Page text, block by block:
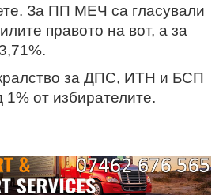
За ПП МЕЧ са гласували
правото на вот, а за
за ДПС, ИТН и БСП
1% от избирателите.